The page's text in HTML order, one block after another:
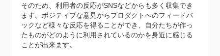
そのため、利用者の反応がSNSなどからも多く収集でき
ます。ポジティブな意見からプロダクトへのフィードバ
ックなど様々な反応を得ることができ、自分たちが作っ
たものがどのように利用されているのかを身近に感じる
ことが出来ます。